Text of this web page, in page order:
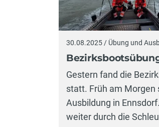
30.08.2025 / Übung und
Gestern fand die
statt. Früh am Morgen
Ausbildung in
weiter durch die